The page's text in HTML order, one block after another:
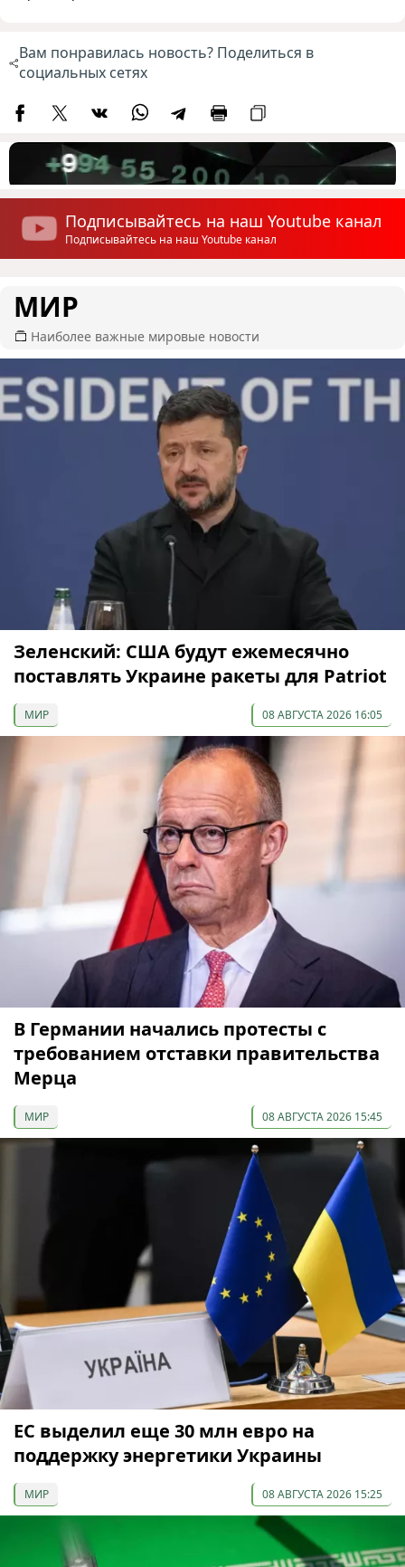
Вам понравилась новость? Поделиться в
социальных сетях
Подписывайтесь на наш Youtube канал
Подписывайтесь на наш Youtube канал
МИР
Наиболее важные мировые новости
Зеленский: США будут ежемесячно
поставлять Украине ракеты для Patriot
МИР 08 АВГУСТА 2026 16:05
В Германии начались протесты с
требованием отставки правительства
Мерца
МИР 08 АВГУСТА 2026 15:45
ЕС выделил еще 30 млн евро на
поддержку энергетики Украины
МИР 08 АВГУСТА 2026 15:25